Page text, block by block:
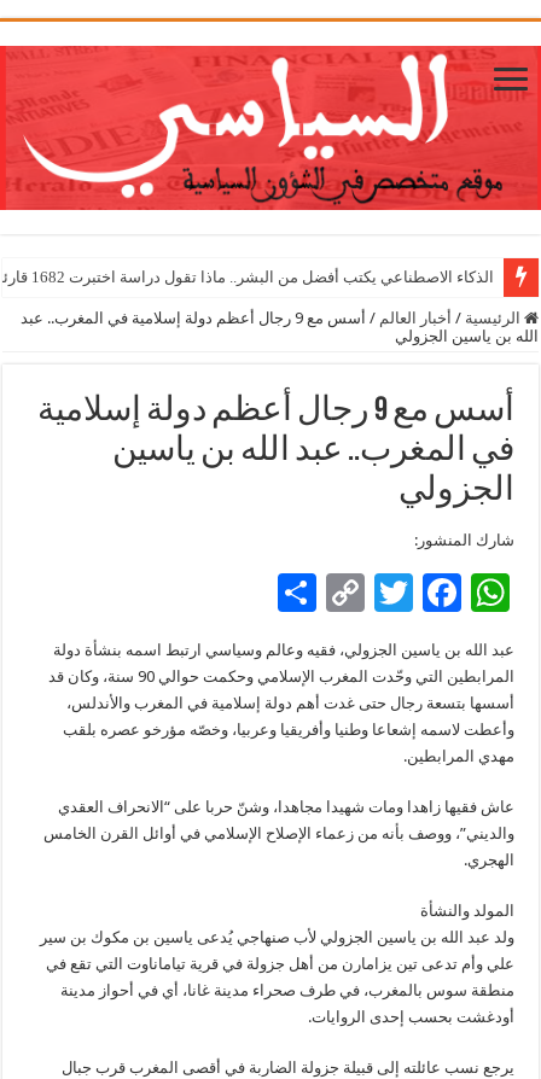
الذكاء الاصطناعي يكتب أفضل من البشر.. ماذا تقول دراسة اختبرت 1682 قارئا؟
الرئيسية / أخبار العالم /
أسس مع 9 رجال أعظم دولة إسلامية في المغرب.. عبد
الله بن ياسين الجزولي
أسس مع 9 رجال أعظم دولة إسلامية
في المغرب.. عبد الله بن ياسين
الجزولي
شارك المنشور:
W
at
sA
p
F
ac
e
b
o
k
T
wi
tt
er
C
p
y
Li
k
ar
e
عبد الله بن ياسين الجزولي، فقيه وعالم وسياسي ارتبط اسمه بنشأة دولة
المرابطين التي وحّدت المغرب الإسلامي وحكمت حوالي 90 سنة، وكان قد
أسسها بتسعة رجال حتى غدت أهم دولة إسلامية في المغرب والأندلس،
وأعطت لاسمه إشعاعا وطنيا وأفريقيا وعربيا، وخصّه مؤرخو عصره بلقب
مهدي المرابطين.
عاش فقيها زاهدا ومات شهيدا مجاهدا، وشنّ حربا على “الانحراف العقدي
والديني”، ووصف بأنه من زعماء الإصلاح الإسلامي في أوائل القرن الخامس
الهجري.
المولد والنشأة
ولد عبد الله بن ياسين الجزولي لأب صنهاجي يُدعى ياسين بن مكوك بن سير
علي وأم تدعى تين يزامارن من أهل جزولة في قرية تياماناوت التي تقع في
منطقة سوس بالمغرب، في طرف صحراء مدينة غانا، أي في أحواز مدينة
أودغشت بحسب إحدى الروايات.
يرجع نسب عائلته إلى قبيلة جزولة الضاربة في أقصى المغرب قرب جبال